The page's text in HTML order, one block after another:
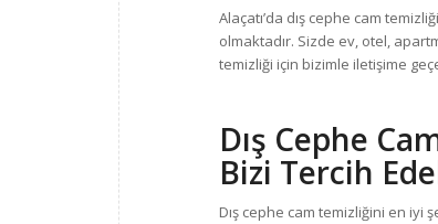
Alaçatı’da dış cephe cam
olmaktadır. Sizde ev, otel,
temizliği için bizimle iletişime
Dış Cephe
Bizi Tercih
Dış cephe cam temizliğini en iyi